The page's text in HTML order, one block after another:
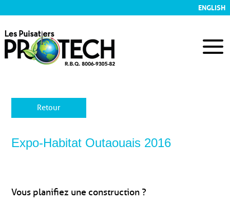
ENGLISH
Retour
Expo-Habitat Outaouais 2016
Vous planifiez une construction ?